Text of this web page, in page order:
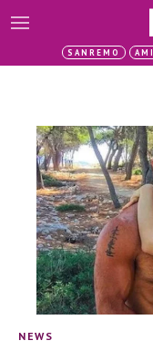
SANREMO
NEWS